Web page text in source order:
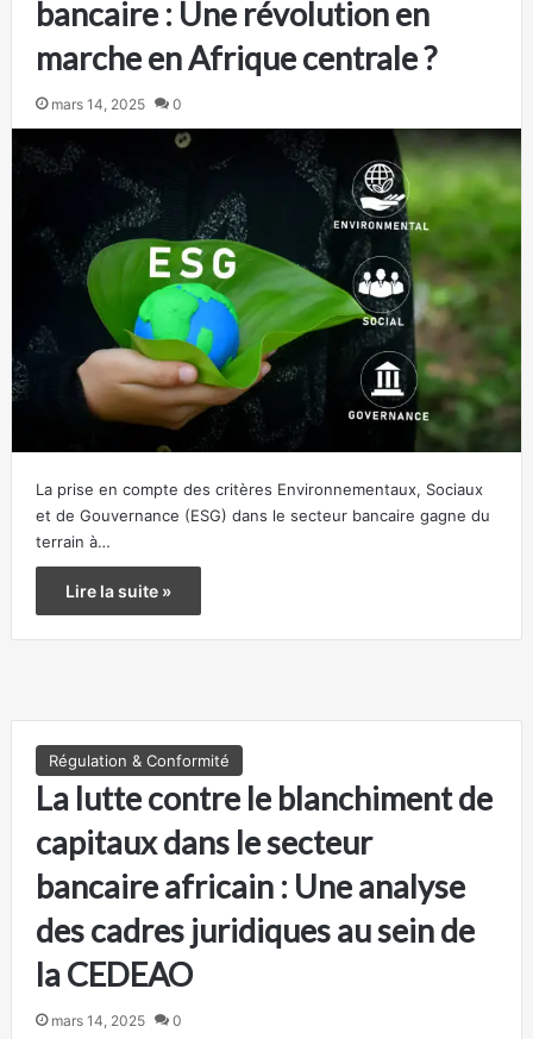
bancaire : Une révolution en
marche en Afrique centrale ?
mars 14, 2025 0
La prise en compte des critères Environnementaux, Sociaux
et de Gouvernance (ESG) dans le secteur bancaire gagne du
terrain à…
Lire la suite »
Régulation & Conformité
La lutte contre le blanchiment de
capitaux dans le secteur
bancaire africain : Une analyse
des cadres juridiques au sein de
la CEDEAO
mars 14, 2025 0